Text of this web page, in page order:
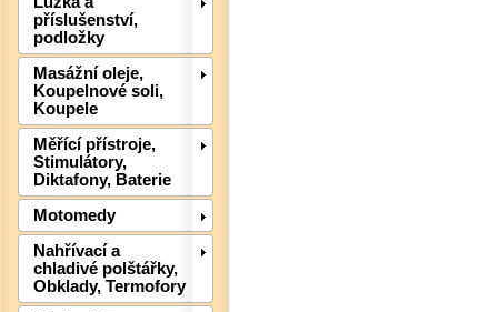
příslušenství,
podložky
Masážní oleje,
Koupelnové soli,
Koupele
Měřící přístroje,
Stimulátory,
Diktafony, Baterie
Motomedy
Nahřívací a
chladivé polštářky,
Obklady, Termofory